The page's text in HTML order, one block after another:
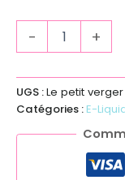
- +
UGS :Le petit
Catégories : E-